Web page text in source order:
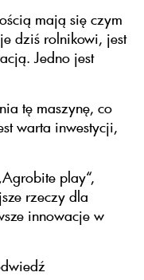
mają się czym
dziś rolnikowi, jest
Jedno jest
tę maszynę, co
warta inwestycji,
play“,
rzeczy dla
innowacje w